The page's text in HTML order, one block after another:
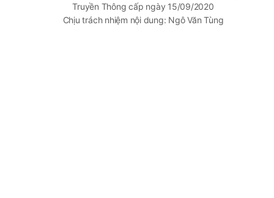
Truyền Thông cấp ngày 15/09/2020
Chịu trách nhiệm nội dung: Ngô Văn Tùng